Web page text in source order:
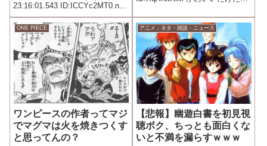
23:16:01.543 ID:ICCYc2MT0.net
誰？
ONE PIECE
ワンピースの作者ってマジ
でマグマは火を焼きつくす
と思ってんの？
アニメ：ネタ・雑談・ニュース
【悲報】幽遊白書を初見視
聴ボク、ちっとも面白くな
いと不満を漏らすｗｗｗ